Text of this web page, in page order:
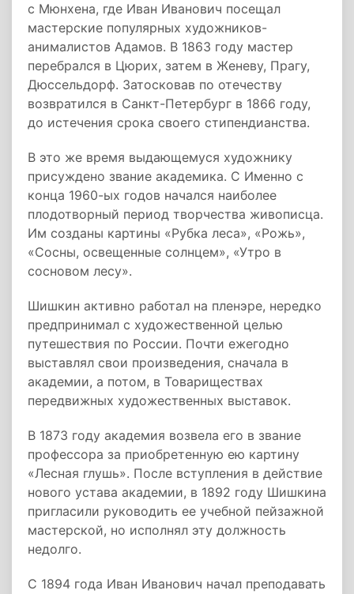
с Мюнхена, где Иван Иванович посещал
мастерские популярных художников-
анималистов Адамов. В 1863 году мастер
перебрался в Цюрих, затем в Женеву, Прагу,
Дюссельдорф. Затосковав по отечеству
возвратился в Санкт-Петербург в 1866 году,
до истечения срока своего стипендианства.
В это же время выдающемуся художнику
присуждено звание академика. С Именно с
конца 1960-ых годов начался наиболее
плодотворный период творчества живописца.
Им созданы картины «Рубка леса», «Рожь»,
«Сосны, освещенные солнцем», «Утро в
сосновом лесу».
Шишкин активно работал на пленэре, нередко
предпринимал с художественной целью
путешествия по России. Почти ежегодно
выставлял свои произведения, сначала в
академии, а потом, в Товариществах
передвижных художественных выставок.
В 1873 году академия возвела его в звание
профессора за приобретенную ею картину
«Лесная глушь». После вступления в действие
нового устава академии, в 1892 году Шишкина
пригласили руководить ее учебной пейзажной
мастерской, но исполнял эту должность
недолго.
С 1894 года Иван Иванович начал преподавать